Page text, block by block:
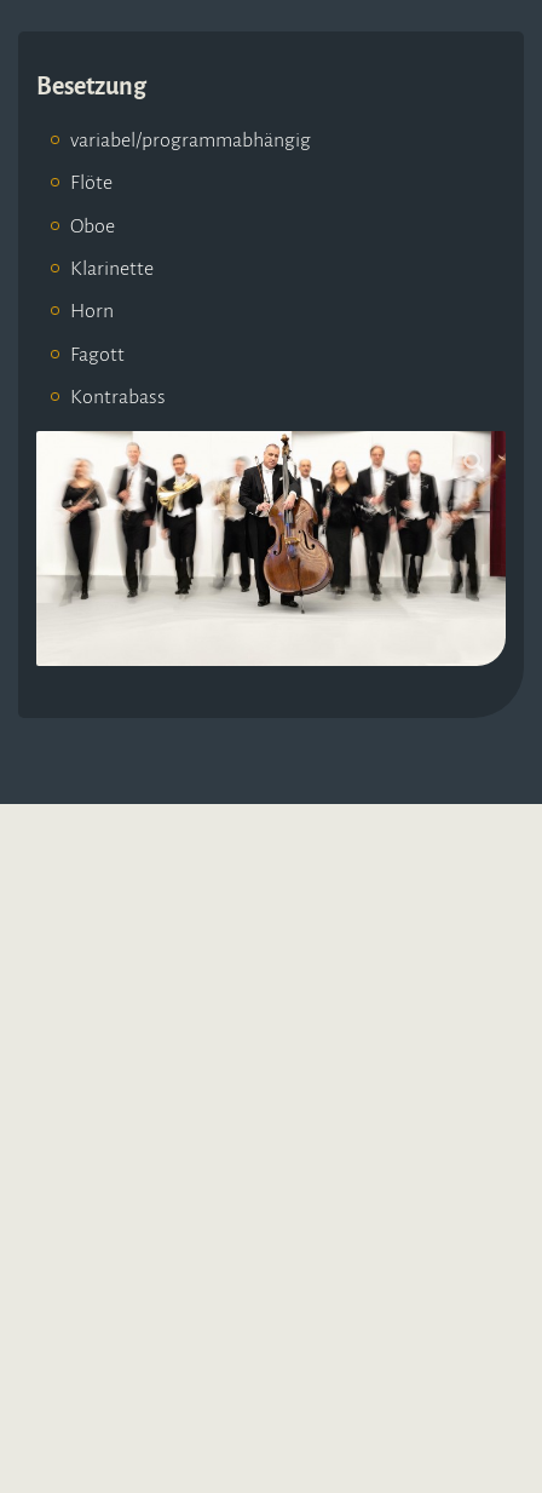
Besetzung
variabel/programmabhängig
Flöte
Oboe
Klarinette
Horn
Fagott
Kontrabass